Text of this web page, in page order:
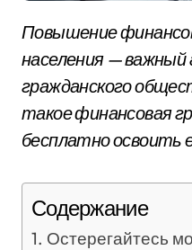
Повышение финансовой грамотности
населения — важный
гражданского
такое финансовая
бесплатно освоить
Содержание
Остерегайтесь